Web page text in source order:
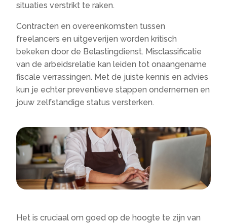
situaties verstrikt te raken.
Contracten en overeenkomsten tussen
freelancers en uitgeverijen worden kritisch
bekeken door de Belastingdienst. Misclassificatie
van de arbeidsrelatie kan leiden tot onaangename
fiscale verrassingen. Met de juiste kennis en advies
kun je echter preventieve stappen ondernemen en
jouw zelfstandige status versterken.
Het is cruciaal om goed op de hoogte te zijn van